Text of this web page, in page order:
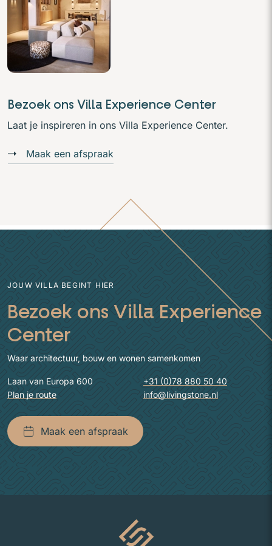
Bezoek ons Villa Experience Center
Laat je inspireren in ons Villa Experience Center.
Maak een afspraak
JOUW VILLA BEGINT HIER
Bezoek ons Villa Experience
Center
Waar architectuur, bouw en wonen samenkomen
Laan van Europa 600
Plan je route
+31 (0)78 880 50 40
info@livingstone.nl
Maak een afspraak
Naar homepage